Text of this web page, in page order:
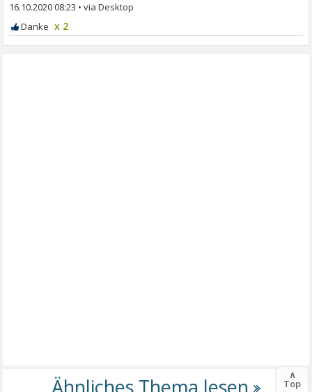
16.10.2020 08:23 •
x 2
∧
Top